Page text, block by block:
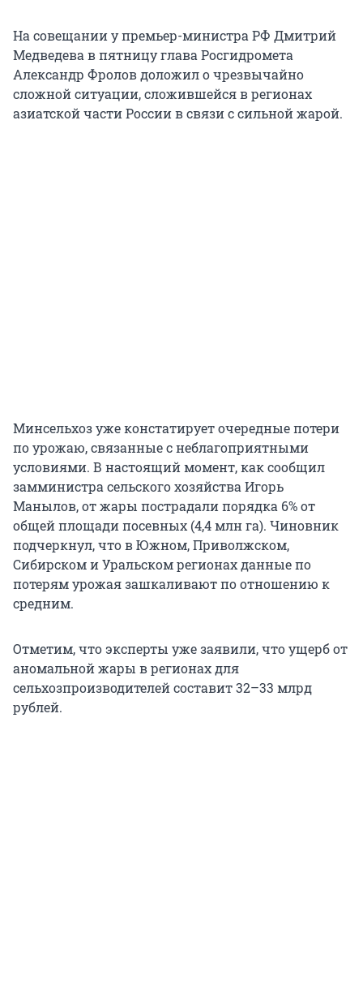
На совещании у премьер-министра РФ Дмитрий
Медведева в пятницу глава Росгидромета
Александр Фролов доложил о чрезвычайно
сложной ситуации, сложившейся в регионах
азиатской части России в связи с сильной жарой.
Минсельхоз уже констатирует очередные потери
по урожаю, связанные с неблагоприятными
условиями. В настоящий момент, как сообщил
замминистра сельского хозяйства Игорь
Манылов, от жары пострадали порядка 6% от
общей площади посевных (4,4 млн га). Чиновник
подчеркнул, что в Южном, Приволжском,
Сибирском и Уральском регионах данные по
потерям урожая зашкаливают по отношению к
средним.
Отметим, что эксперты уже заявили, что ущерб от
аномальной жары в регионах для
сельхозпроизводителей составит 32–33 млрд
рублей.